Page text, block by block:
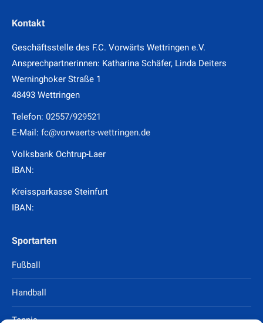
Kontakt
Geschäftsstelle des F.C. Vorwärts Wettringen e.V.
Ansprechpartnerinnen: Katharina Schäfer, Linda Deiters
Werninghoker Straße 1
48493 Wettringen
Telefon: 02557/929521
E-Mail: fc@vorwaerts-wettringen.de
Volksbank Ochtrup-Laer
IBAN:
Kreissparkasse Steinfurt
IBAN:
Sportarten
Fußball
Handball
Tennis